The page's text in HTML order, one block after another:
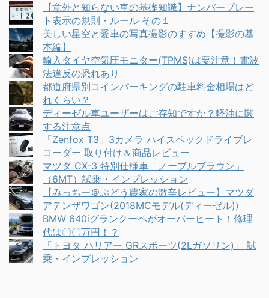
【意外と知らない車の基礎知識】ナンバープレー
ト表示の規則・ルール その１
美しい星空と愛車の写真撮影のすすめ【撮影の基
本編】
輸入タイヤ空気圧モニター(TPMS)は要注意！電波
法違反の恐れあり
都道府県別コインパーキングの駐車料金相場はど
れくらい？
ディーゼル車ユーザーはご存知ですか？軽油に関
する注意点
「Zenfox T3」3カメラ ハイスペックドライブレ
コーダー 取り付け＆商品レビュー
マツダ CX-3 特別仕様車「ノーブルブラウン」
（6MT）試乗・インプレッション
【みっちー＠ぶどう農家の激辛レビュー】マツダ
アテンザワゴン(2018MCモデル(ディーゼル))
BMW 640iグランクーペがオーバーヒート！修理
代は〇〇万円！？
「トヨタ ハリアー GRスポーツ(2Lガソリン)」 試
乗・インプレッション